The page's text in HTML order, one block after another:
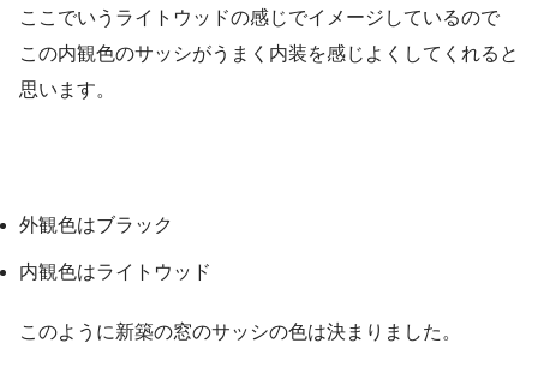
ここでいうライトウッドの感じでイメージしているので
この内観色のサッシがうまく内装を感じよくしてくれると
思います。
外観色はブラック
内観色はライトウッド
このように新築の窓のサッシの色は決まりました。